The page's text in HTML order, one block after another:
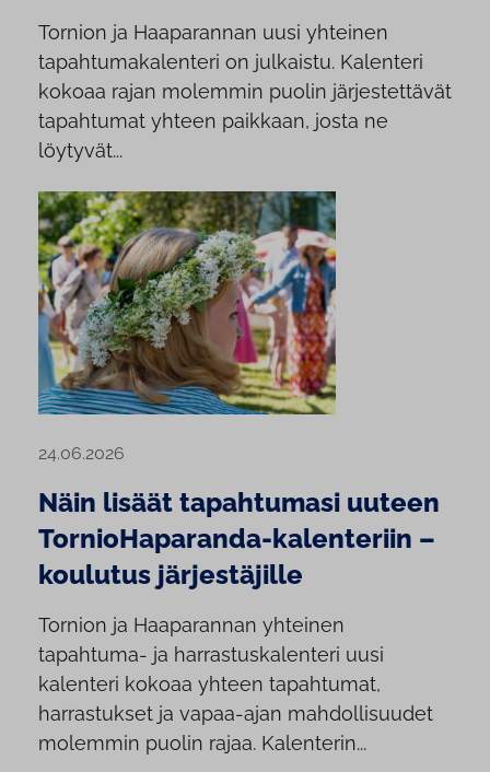
Tornion ja Haaparannan uusi yhteinen
tapahtumakalenteri on julkaistu. Kalenteri
kokoaa rajan molemmin puolin järjestettävät
tapahtumat yhteen paikkaan, josta ne
löytyvät...
24.06.2026
Näin lisäät tapahtumasi uuteen
TornioHaparanda-kalenteriin –
koulutus järjestäjille
Tornion ja Haaparannan yhteinen
tapahtuma- ja harrastuskalenteri uusi
kalenteri kokoaa yhteen tapahtumat,
harrastukset ja vapaa-ajan mahdollisuudet
molemmin puolin rajaa. Kalenterin...